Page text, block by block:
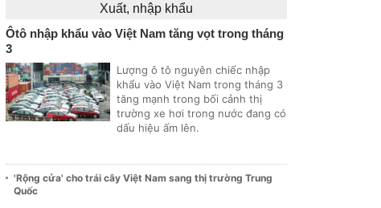
Xuất, nhập khẩu
Ôtô nhập khẩu vào Việt Nam tăng vọt trong tháng
3
Lượng ô tô nguyên chiếc nhập
khẩu vào Việt Nam trong tháng 3
tăng mạnh trong bối cảnh thị
trường xe hơi trong nước đang có
dấu hiệu ấm lên.
'Rộng cửa' cho trái cây Việt Nam sang thị trường Trung
Quốc